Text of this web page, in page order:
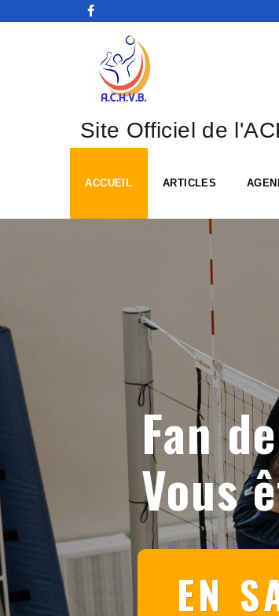
Site Officiel de
ACCUEIL ARTICLES
Fan
Vous
EN